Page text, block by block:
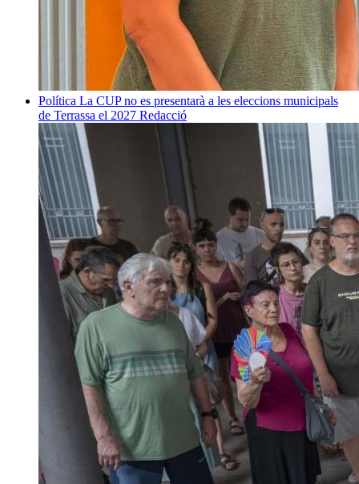
Política La CUP no es presentarà a les eleccions municipals
de Terrassa el 2027 Redacció